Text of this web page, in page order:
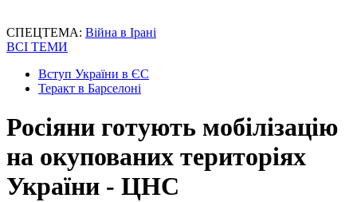
СПЕЦТЕМА: Війна в Ірані
ВСІ ТЕМИ
Вступ України в ЄС
Теракт в Барселоні
Росіяни готують мобілізацію
на окупованих територіях
України - ЦНС